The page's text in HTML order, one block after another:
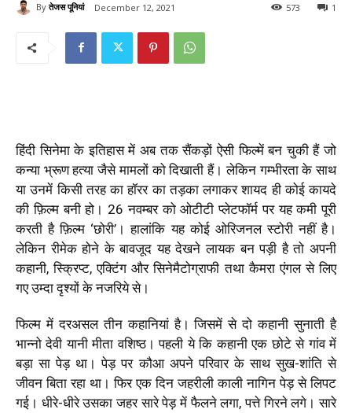
By तेजस पूनियां December 12, 2021 1
573
हिंदी सिनेमा के इतिहास में अब तक सैंकड़ों ऐसी फिल्में बन चुकी हैं जो
कन्या भ्रूण हत्या जैसे मामलों को दिखाती हैं। लेकिन गम्भीरता के साथ
या उनमें किसी तरह का हॉरर का तड़का लगाकर शायद ही कोई कायदे
की फ़िल्म बनी हो। 26 नवम्बर को ओटीटी प्लेटफॉर्म पर यह कमी पूरी
करती है फ़िल्म ‘छोरी’। हालांकि यह कोई ओरिजनल स्टोरी नहीं है।
लेकिन रीमेक होने के बावजूद यह देखने लायक बन पड़ी है तो अपनी
कहानी, स्क्रिप्ट, एक्टिंग और सिनेमैटोग्राफी तथा कैमरा एंगल से लिए
गए उम्दा दृश्यों के नजरिये से।
फिल्म में दरअसल तीन कहानियां है। जिसमें से दो कहानी सुनाती है
भान्नो देवी यानी मीता वशिष्ठ। पहली ये कि कहानी एक छोटे से गांव में
बड़ा सा पेड़ था। पेड़ पर कौआ अपने परिवार के साथ सुख-शांति से
जीवन बिता रहा था। फिर एक दिन जहरीली काली नागिन पेड़ से लिपट
गई। धीरे-धीरे उसका जहर सारे पेड़ में फैलने लगा, पत्ते गिरने लगे। सारे